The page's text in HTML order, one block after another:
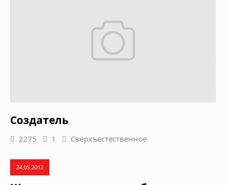
Создатель
2275 1 Сверхъестественное
24.05.2012